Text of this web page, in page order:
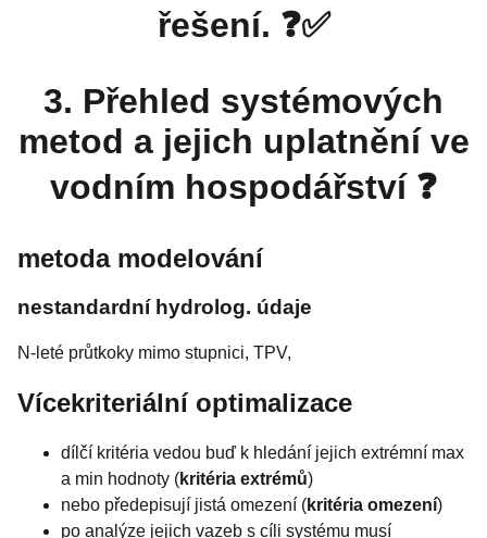
řešení. ❓✅
3. Přehled systémových
metod a jejich uplatnění ve
vodním hospodářství ❓
metoda modelování
nestandardní hydrolog. údaje
N-leté průtkoky mimo stupnici, TPV,
Vícekriteriální optimalizace
dílčí kritéria vedou buď k hledání jejich extrémní max
a min hodnoty (kritéria extrémů)
nebo předepisují jistá omezení (kritéria omezení)
po analýze jejich vazeb s cíli systému musí